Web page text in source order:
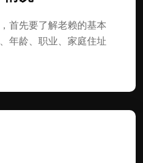
首先要了解老赖的基本
年龄、职业、家庭住址